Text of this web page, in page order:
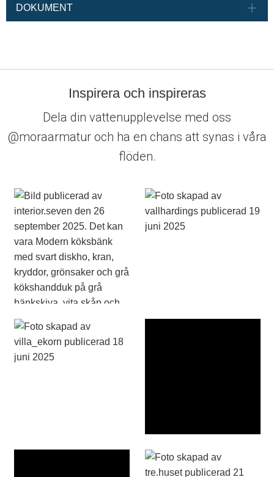
DOKUMENT
Inspirera och inspireras
Dela din vattenupplevelse med oss
@moraarmatur och ha en chans att synas i våra
flöden.